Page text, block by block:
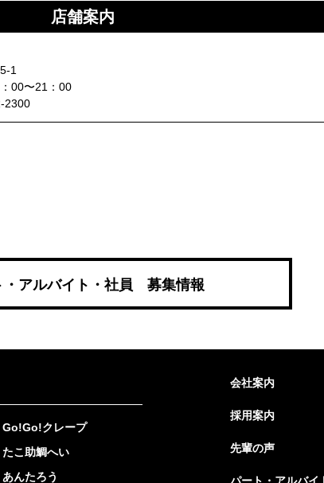
店舗案内
1
00〜21：00
2300
・アルバイト・社員 募集情報
Go!Go!クレープ
たこ助鯛へい
あんたろう
会社案内
採用案内
先輩の声